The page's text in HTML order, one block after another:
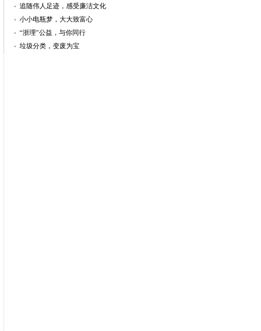
追随伟人足迹，感受廉洁文化
小小电瓶梦，大大致富心
“浙理”公益，与你同行
垃圾分类，变废为宝